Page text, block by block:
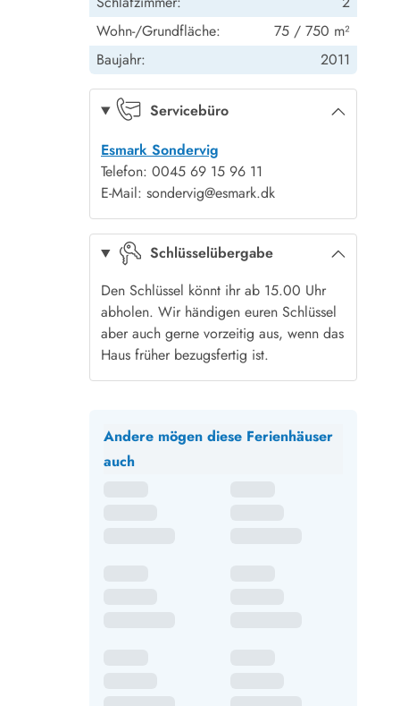
Wohn-/Grundfläche:
75 / 750 m²
Baujahr:
2011
Servicebüro
Esmark Sondervig
Telefon: 0045 69 15 96 11
E-Mail: sondervig@esmark.dk
Schlüsselübergabe
Den Schlüssel könnt ihr ab 15.00 Uhr
abholen. Wir händigen euren Schlüssel
aber auch gerne vorzeitig aus, wenn das
Haus früher bezugsfertig ist.
Andere mögen diese Ferienhäuser
auch